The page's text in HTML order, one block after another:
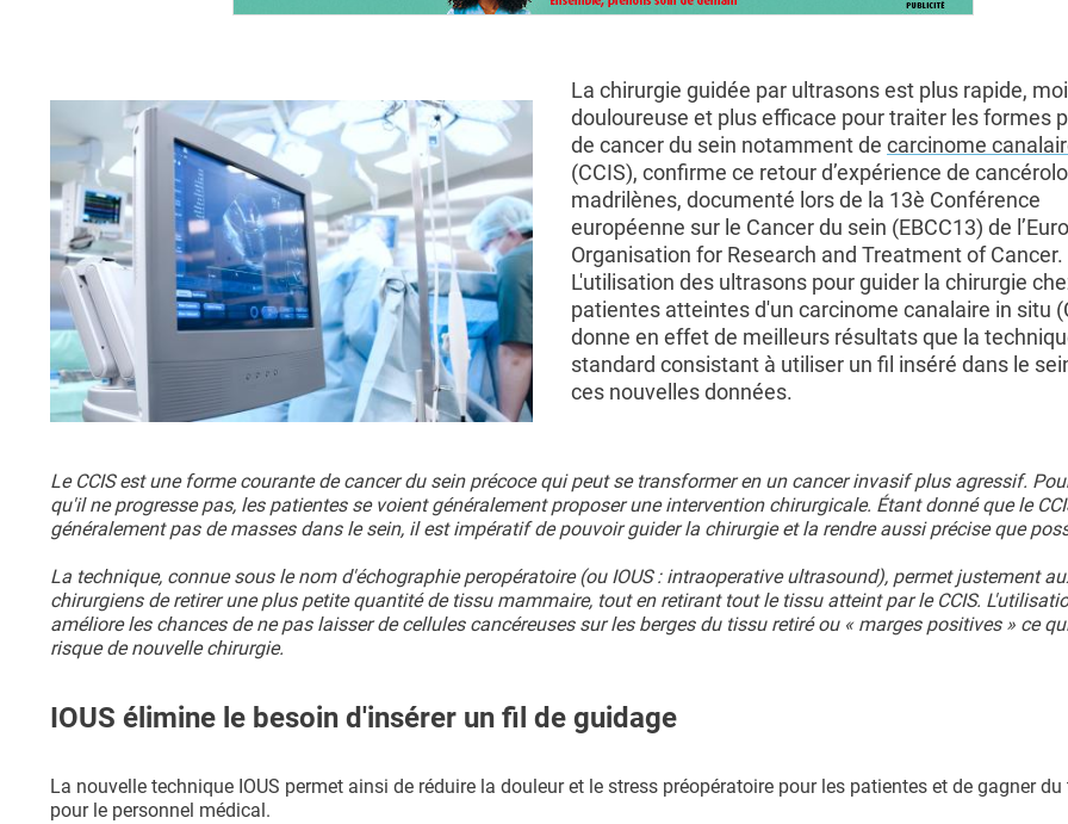
La chirurgie guidée par ultrasons est plus rapide,
douloureuse et plus efficace pour traiter les formes
de cancer du sein notamment de carcinome
(CCIS), confirme ce retour d’expérience de
madrilènes, documenté lors de la 13è Conférence
européenne sur le Cancer du sein (EBCC13) de
Organisation for Research and Treatment of Cancer.
L'utilisation des ultrasons pour guider la chirurgie
patientes atteintes d'un carcinome canalaire in situ
donne en effet de meilleurs résultats que la
standard consistant à utiliser un fil inséré dans le
ces nouvelles données.
Le CCIS est une forme courante de cancer du sein précoce qui peut se transformer en un cancer invasif plus agressif.
qu'il ne progresse pas, les patientes se voient généralement proposer une intervention chirurgicale. Étant donné que le
généralement pas de masses dans le sein, il est impératif de pouvoir guider la chirurgie et la rendre aussi précise que
La technique, connue sous le nom d'échographie peropératoire (ou IOUS : intraoperative ultrasound), permet justement
chirurgiens de retirer une plus petite quantité de tissu mammaire, tout en retirant tout le tissu atteint par le CCIS.
améliore les chances de ne pas laisser de cellules cancéreuses sur les berges du tissu retiré ou « marges positives » ce
risque de nouvelle chirurgie.
IOUS élimine le besoin d'insérer un fil de guidage
La nouvelle technique IOUS permet ainsi de réduire la douleur et le stress préopératoire pour les patientes et de gagner
pour le personnel médical.